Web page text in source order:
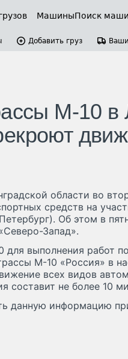
МашиныПоиск
Добавить груз
М-10 в
области во
средств на
Об этом в
Запад».
для выполнения работ
М-10 «Россия» в
всех видов
составит не более 10
данную информацию